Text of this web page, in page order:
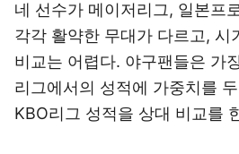
네 선수가 메이저리그, 일본프
각각 활약한 무대가 다르고, 시
비교는 어렵다. 야구팬들은 가
리그에서의 성적에 가중치를
KBO리그 성적을 상대 비교를